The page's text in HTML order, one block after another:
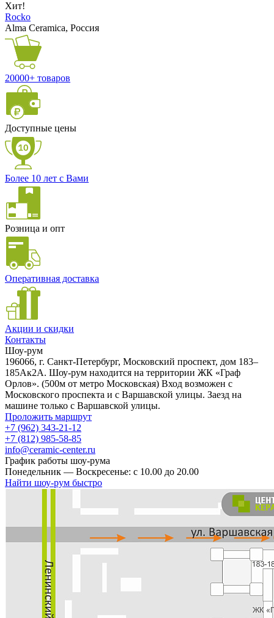
Хит!
Rocko
Alma Ceramica, Россия
20000+ товаров
Доступные цены
Более 10 лет с Вами
Розница и опт
Оперативная доставка
Акции и скидки
Контакты
Шоу-рум
196066, г. Санкт-Петербург, Московский проспект, дом 183–
185Ак2А. Шоу-рум находится на территории ЖК «Граф
Орлов». (500м от метро Московская) Вход возможен с
Московского проспекта и с Варшавской улицы. Заезд на
машине только с Варшавской улицы.
Проложить маршрут
+7 (962) 343-21-12
+7 (812) 985-58-85
info@ceramic-center.ru
График работы шоу-рума
Понедельник — Воскресенье: с 10.00 до 20.00
Найти шоу-рум быстро